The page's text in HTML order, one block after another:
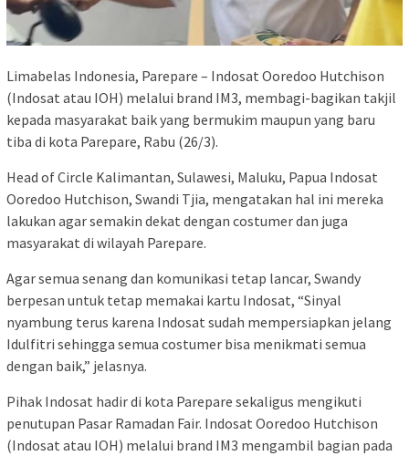
Limabelas Indonesia, Parepare – Indosat Ooredoo Hutchison
(Indosat atau IOH) melalui brand IM3, membagi-bagikan takjil
kepada masyarakat baik yang bermukim maupun yang baru
tiba di kota Parepare, Rabu (26/3).
Head of Circle Kalimantan, Sulawesi, Maluku, Papua Indosat
Ooredoo Hutchison, Swandi Tjia, mengatakan hal ini mereka
lakukan agar semakin dekat dengan costumer dan juga
masyarakat di wilayah Parepare.
Agar semua senang dan komunikasi tetap lancar, Swandy
berpesan untuk tetap memakai kartu Indosat, “Sinyal
nyambung terus karena Indosat sudah mempersiapkan jelang
Idulfitri sehingga semua costumer bisa menikmati semua
dengan baik,” jelasnya.
Pihak Indosat hadir di kota Parepare sekaligus mengikuti
penutupan Pasar Ramadan Fair. Indosat Ooredoo Hutchison
(Indosat atau IOH) melalui brand IM3 mengambil bagian pada